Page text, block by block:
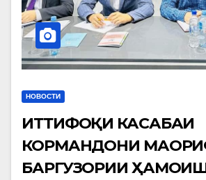
НОВОСТИ
ИТТИФОҚИ КАСАБАИ
КОРМАНДОНИ
БАРГУЗОРИИ